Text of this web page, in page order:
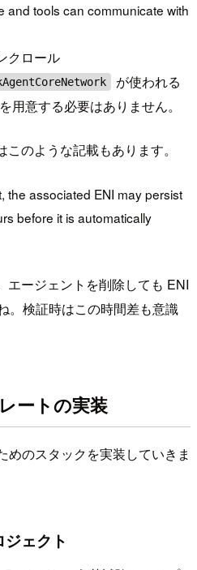
and tools can communicate with
クロール
が使われる
用意する必要はありません。
のような記載もあります。
the associated ENI may persist
before it is automatically
エージェントを削除しても ENI
。検証時はこの時間差も意識
ートの実装
めのスタックを実装していきま
ェクト